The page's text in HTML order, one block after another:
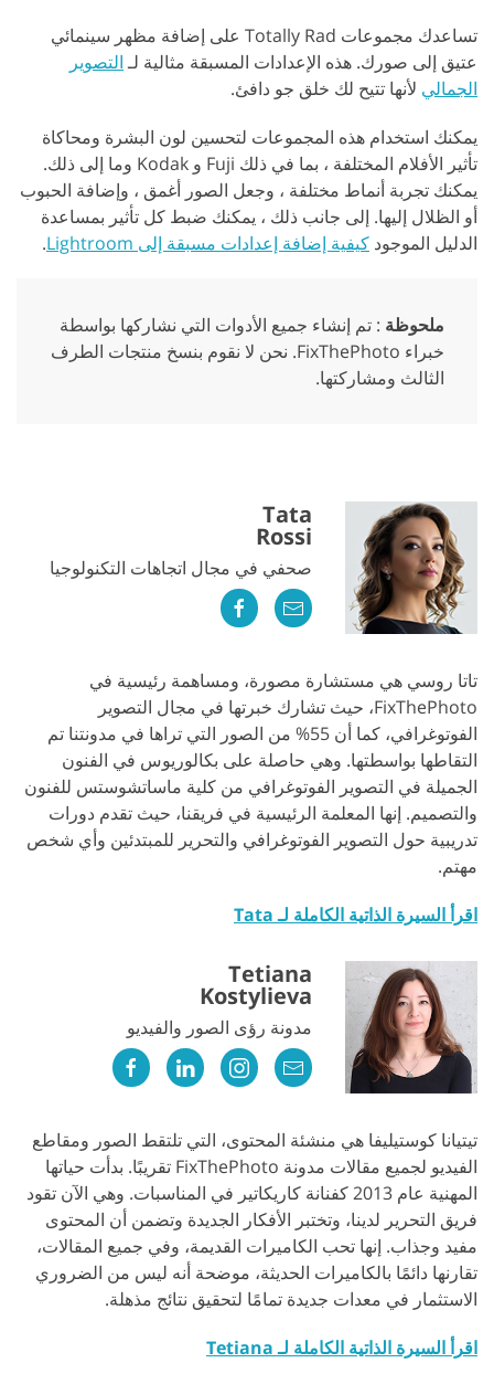
تساعدك مجموعات Totally Rad على إضافة مظهر سينمائي
عتيق إلى صورك. هذه الإعدادات المسبقة مثالية لـالتصوير
الجمالي لأنها تتيح لك خلق جو دافئ.
يمكنك استخدام هذه المجموعات لتحسين لون البشرة ومحاكاة
تأثير الأفلام المختلفة ، بما في ذلك Fuji و Kodak وما إلى ذلك.
يمكنك تجربة أنماط مختلفة ، وجعل الصور أغمق ، وإضافة الحبوب
أو الظلال إليها. إلى جانب ذلك ، يمكنك ضبط كل تأثير بمساعدة
الدليل الموجود كيفية إضافة إعدادات مسبقة إلى Lightroom .
ملحوظة : تم إنشاء جميع الأدوات التي نشاركها بواسطة
خبراء FixThePhoto. نحن لا نقوم بنسخ منتجات الطرف
الثالث ومشاركتها.
Tata
Rossi
صحفي في مجال اتجاهات التكنولوجيا
تاتا روسي هي مستشارة مصورة، ومساهمة رئيسية في
FixThePhoto، حيث تشارك خبرتها في مجال التصوير
الفوتوغرافي، كما أن 55% من الصور التي تراها في مدونتنا تم
التقاطها بواسطتها. وهي حاصلة على بكالوريوس في الفنون
الجميلة في التصوير الفوتوغرافي من كلية ماساتشوستس للفنون
والتصميم. إنها المعلمة الرئيسية في فريقنا، حيث تقدم دورات
تدريبية حول التصوير الفوتوغرافي والتحرير للمبتدئين وأي شخص
مهتم.
اقرأ السيرة الذاتية الكاملة لـ Tata
Tetiana
Kostylieva
مدونة رؤى الصور والفيديو
تيتيانا كوستيليفا هي منشئة المحتوى، التي تلتقط الصور ومقاطع
الفيديو لجميع مقالات مدونة FixThePhoto تقريبًا. بدأت حياتها
المهنية عام 2013 كفنانة كاريكاتير في المناسبات. وهي الآن تقود
فريق التحرير لدينا، وتختبر الأفكار الجديدة وتضمن أن المحتوى
مفيد وجذاب. إنها تحب الكاميرات القديمة، وفي جميع المقالات،
تقارنها دائمًا بالكاميرات الحديثة، موضحة أنه ليس من الضروري
الاستثمار في معدات جديدة تمامًا لتحقيق نتائج مذهلة.
اقرأ السيرة الذاتية الكاملة لـ Tetiana